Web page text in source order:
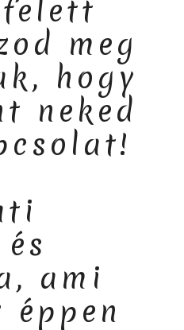
felett
meg
hogy
neked
ami
éppen